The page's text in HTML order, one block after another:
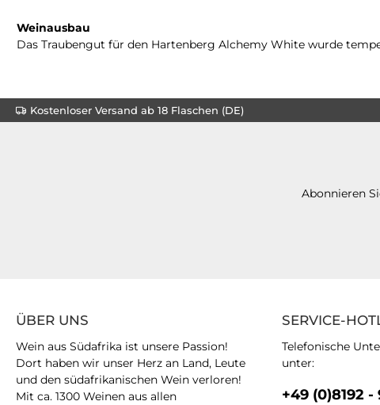
Weinausbau
Das Traubengut für den Hartenberg Alchemy White wurde
Kostenloser Versand ab 18 Flaschen (DE)
Abonnieren
SERVICE-
Telefonische
unter:
+49 (0)8192 -
ÜBER UNS
Wein aus Südafrika ist unsere Passion!
Dort haben wir unser Herz an Land, Leute
und den südafrikanischen Wein verloren!
Mit ca. 1300 Weinen aus allen